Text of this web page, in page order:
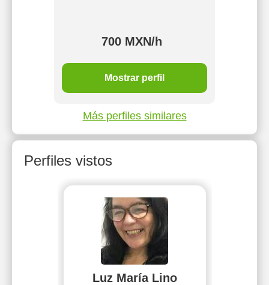
700 MXN/h
Mostrar perfil
Más perfiles similares
Perfiles vistos
Luz María Lino